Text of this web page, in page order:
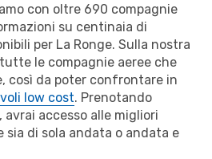
con oltre 690 compagnie
su centinaia di
per La Ronge. Sulla nostra
le compagnie aeree che
così da poter confrontare in
voli low cost. Prenotando
accesso alle migliori
sia di sola andata o andata e